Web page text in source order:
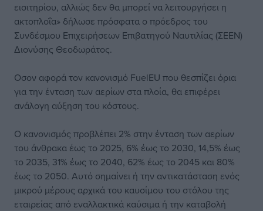
εισιτηρίου, αλλιώς δεν θα μπορεί να λειτουργήσει η
ακτοπλοΐα» δήλωσε πρόσφατα ο πρόεδρος του
Συνδέσμου Επιχειρήσεων Επιβατηγού Ναυτιλίας (ΣΕΕΝ)
Διονύσης Θεοδωράτος.
Οσον αφορά τον κανονισμό FuelEU που θεσπίζει όρια
για την ένταση των αερίων στα πλοία, θα επιφέρει
ανάλογη αύξηση του κόστους.
O κανονισμός προβλέπει 2% στην ένταση των αερίων
του άνθρακα έως το 2025, 6% έως το 2030, 14,5% έως
το 2035, 31% έως το 2040, 62% έως το 2045 και 80%
έως το 2050. Αυτό σημαίνει ή την αντικατάσταση ενός
μικρού μέρους αρχικά του καυσίμου του στόλου της
εταιρείας από εναλλακτικά καύσιμα ή την καταβολή